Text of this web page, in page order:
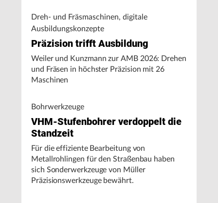
Dreh- und Fräsmaschinen, digitale
Ausbildungskonzepte
Präzision trifft Ausbildung
Weiler und Kunzmann zur AMB 2026: Drehen
und Fräsen in höchster Präzision mit 26
Maschinen
Bohrwerkzeuge
VHM-Stufenbohrer verdoppelt die
Standzeit
Für die effiziente Bearbeitung von
Metallrohlingen für den Straßenbau haben
sich Sonderwerkzeuge von Müller
Präzisionswerkzeuge bewährt.